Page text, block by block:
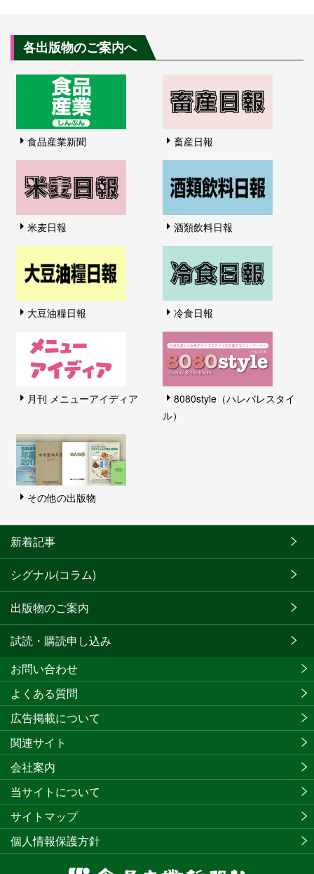
各出版物のご案内へ
食品産業新聞 畜産日報
米麦日報 酒類飲料日報
大豆油糧日報 冷食日報
月刊 メニューアイディア
8080style（ハレバレスタイ
ル）
その他の出版物
新着記事
シグナル(コラム)
出版物のご案内
試読・購読申し込み
お問い合わせ
よくある質問
広告掲載について
関連サイト
会社案内
当サイトについて
サイトマップ
個人情報保護方針